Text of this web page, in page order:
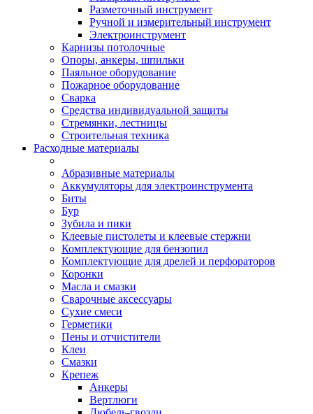
Разметочный инструмент
Ручной и измерительный инструмент
Электроинструмент
Карнизы потолочные
Опоры, анкеры, шпильки
Паяльное оборудование
Пожарное оборудование
Сварка
Средства индивидуальной защиты
Стремянки, лестницы
Строительная техника
Расходные материалы
Абразивные материалы
Аккумуляторы для электроинструмента
Биты
Бур
Зубила и пики
Клеевые пистолеты и клеевые стержни
Комплектующие для бензопил
Комплектующие для дрелей и перфораторов
Коронки
Масла и смазки
Сварочные аксессуары
Сухие смеси
Герметики
Пены и отчистители
Клеи
Смазки
Крепеж
Анкеры
Вертлюги